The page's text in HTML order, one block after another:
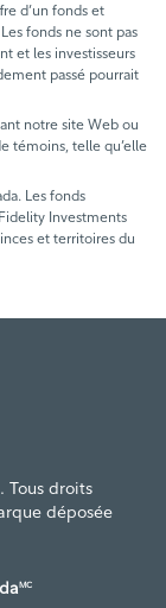
d’un fonds et
fonds ne sont pas
et les investisseurs
passé pourrait
notre site Web ou
témoins, telle qu’elle
Les fonds
Investments
et territoires du
Tous droits
déposée
MC